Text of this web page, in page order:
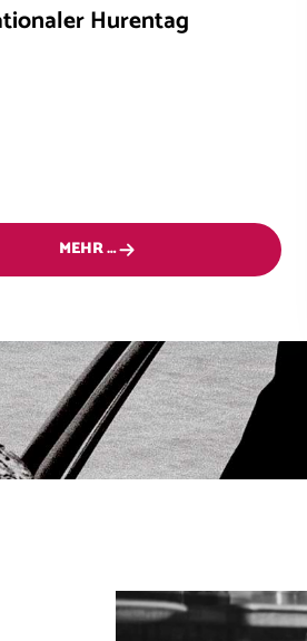
Hurentag
MEHR …